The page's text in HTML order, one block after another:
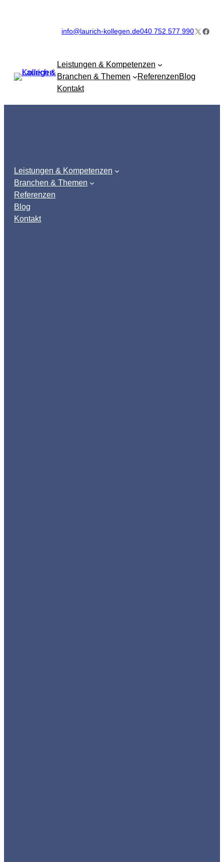
info@laurich-kollegen.de040 752 577 990X
Leistungen & Kompetenzen
Branchen & Themen
ReferenzenBlog
Kontakt
Leistungen & Kompetenzen
Branchen & Themen
Referenzen
Blog
Kontakt